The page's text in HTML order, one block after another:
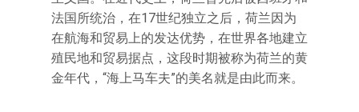
法国所统治，在17世纪独立之后，荷兰因为
在航海和贸易上的发达优势，在世界各地建立
殖民地和贸易据点，这段时期被称为荷兰的黄
金年代，“海上马车夫”的美名就是由此而来。